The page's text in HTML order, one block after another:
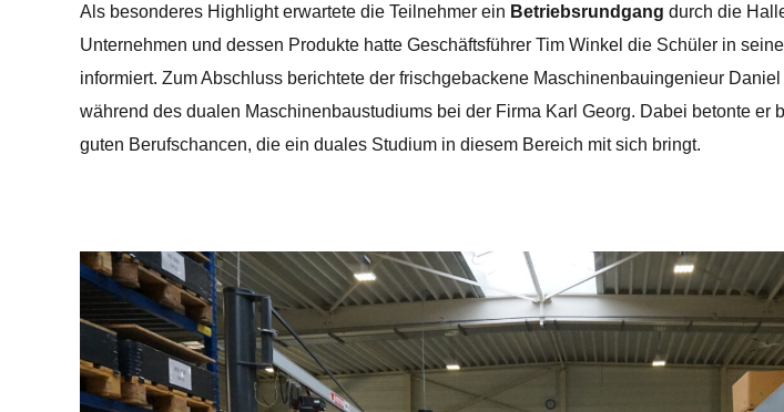
Als besonderes Highlight erwartete die Teilnehmer ein Betriebsrundgang durch die
Unternehmen und dessen Produkte hatte Geschäftsführer Tim Winkel die Schüler in
informiert. Zum Abschluss berichtete der frischgebackene Maschinenbauingenieur
während des dualen Maschinenbaustudiums bei der Firma Karl Georg. Dabei betonte er
guten Berufschancen, die ein duales Studium in diesem Bereich mit sich bringt.